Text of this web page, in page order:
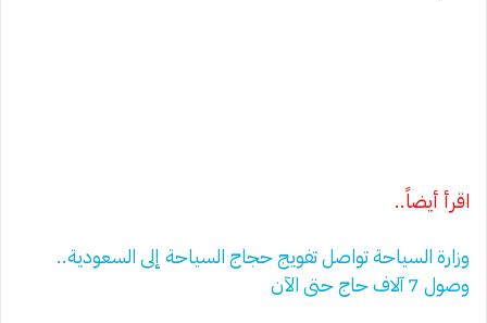
اقرأ أيضاً..
وزارة السياحة تواصل تفويج حجاج السياحة إلى السعودية..
وصول 7 آلاف حاج حتى الآن